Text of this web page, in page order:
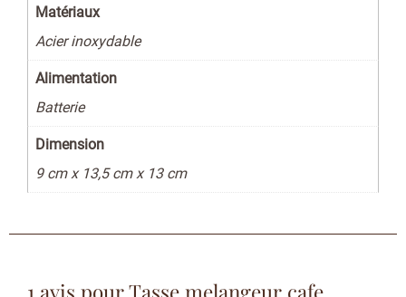
Matériaux
Acier inoxydable
Alimentation
Batterie
Dimension
9 cm x 13,5 cm x 13 cm
1 avis pourTasse melangeur cafe